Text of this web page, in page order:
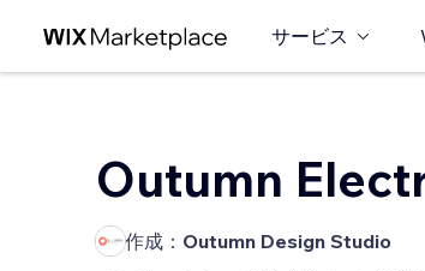
サービス
Outumn
作成： Outumn Design Studio